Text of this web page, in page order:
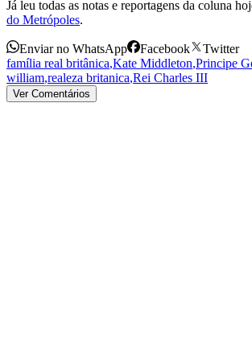
Já leu todas as notas e reportagens da coluna
do Metrópoles.
Enviar no WhatsApp Facebook
Twitter
família real britânica,Kate Middleton,Principe
william,realeza britanica,Rei Charles III
Ver Comentários